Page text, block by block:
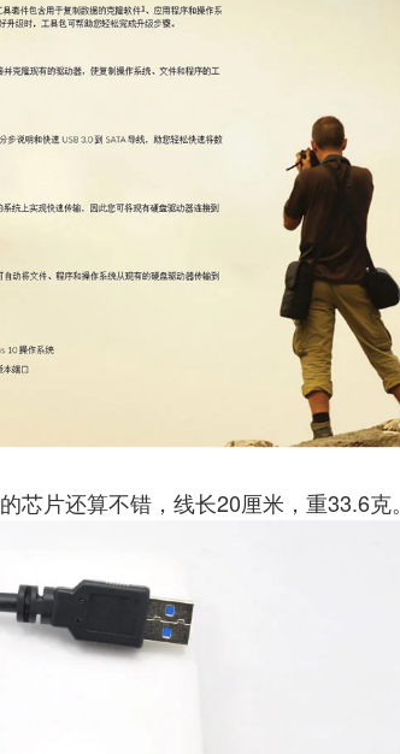
片还算不错，线长20厘米，重33.6克。